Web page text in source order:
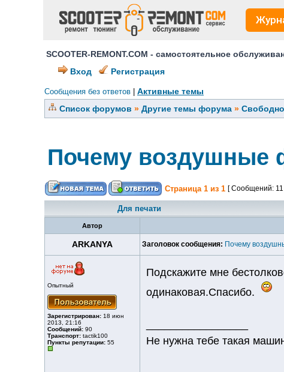
SCOOTER-REMONT.COM - самостоятельное
Вход
Регистрация
Сообщения без ответов
Активные темы
Список форумов » Другие темы форума »
Почему воздушные
Страница 1 из 1 [ Сообщений: 11
Для печати
Автор
ARKANYA Заголовок сообщения: Почему
Опытный
Зарегистрирован: 18 июн
2013, 21:16
Сообщений: 90
Транспорт: tactik100
Пункты репутации: 55
Подскажите мне
одинаковая.Спасибо.
Не нужна тебе такая